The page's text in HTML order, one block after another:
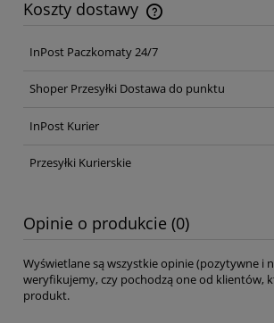
Koszty dostawy
Cena nie zawiera ewentualnych kosztów
InPost Paczkomaty 24/7
Shoper Przesyłki Dostawa do punktu
InPost Kurier
Przesyłki Kurierskie
Opinie o produkcie (0)
Wyświetlane są wszystkie opinie (pozytywne i
weryfikujemy, czy pochodzą one od klientów,
produkt.